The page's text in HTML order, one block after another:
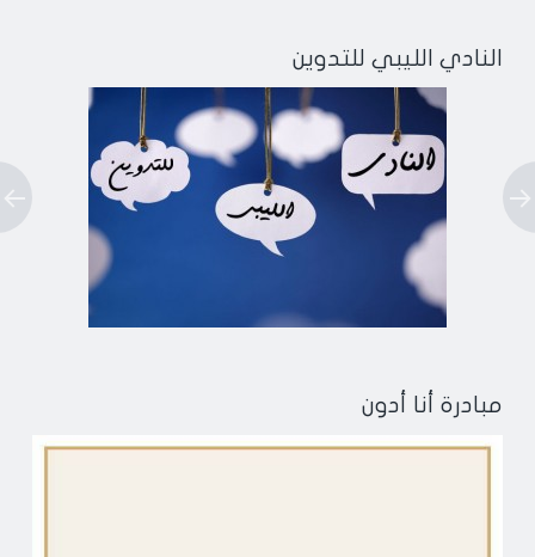
النادي الليبي للتدوين
مبادرة أنا أدون